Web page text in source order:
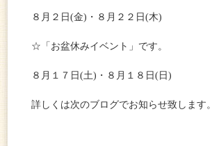
８月２日(金)・８月２２日(木)
☆「お盆休みイベント」です。
８月１７日(土)・８月１８日(日)
詳しくは次のブログでお知らせ致します。